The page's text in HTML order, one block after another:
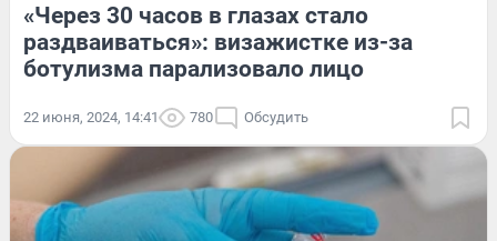
«Через 30 часов в глазах стало
раздваиваться»: визажистке из-за
ботулизма парализовало лицо
22 июня, 2024, 14:41 780 Обсудить